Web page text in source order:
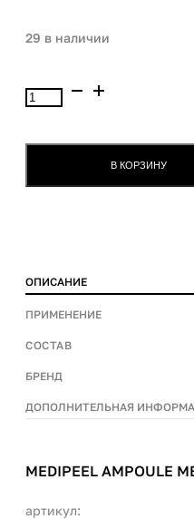
29 в наличии
Количество
товара
В КОРЗИНУ
ОПИСАНИЕ
ПРИМЕНЕНИЕ
СОСТАВ
БРЕНД
ДОПОЛНИТЕЛЬНАЯ
MEDIPEEL AMPOULE
артикул: